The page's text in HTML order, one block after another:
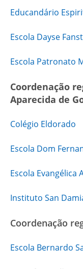
Educandário
Escola Dayse
Escola Patronato
Coordenação
Aparecida de
Colégio Eldorado
Escola Dom
Escola Evangélica
Instituto San
Coordenação
Escola Bernardo